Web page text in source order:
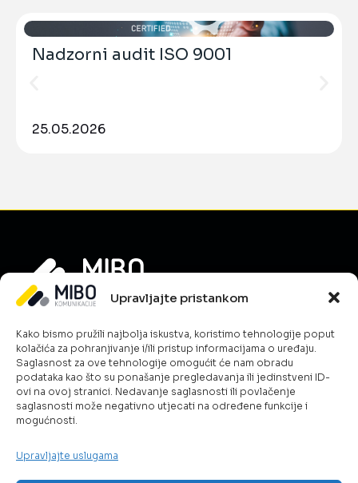
Upravljajte pristankom
Kako bismo pružili najbolja iskustva, koristimo tehnologije poput
kolačića za pohranjivanje i/ili pristup informacijama o uređaju.
Saglasnost za ove tehnologije omogućit će nam obradu
podataka kao što su ponašanje pregledavanja ili jedinstveni ID-
ovi na ovoj stranici. Nedavanje saglasnosti ili povlačenje
saglasnosti može negativno utjecati na određene funkcije i
mogućnosti.
Upravljajte uslugama
Nadzorni audit ISO 9001
25.05.2026
O nama
Novosti
Karijera
Uslovi poslovanja
Kontakt
Šta radimo?
ICT & Cloud